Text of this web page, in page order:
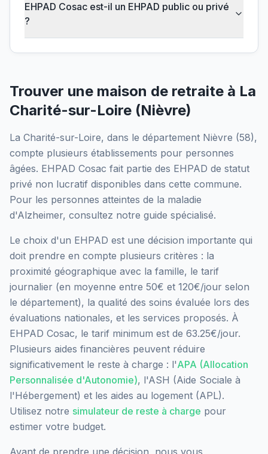
EHPAD Cosac est-il un EHPAD public ou privé
?
Trouver une maison de retraite à La
Charité-sur-Loire (Nièvre)
La Charité-sur-Loire, dans le département Nièvre (58),
compte plusieurs établissements pour personnes
âgées. EHPAD Cosac fait partie des EHPAD de statut
privé non lucratif disponibles dans cette commune.
Pour les personnes atteintes de la maladie
d'Alzheimer, consultez notre guide spécialisé.
Le choix d'un EHPAD est une décision importante qui
doit prendre en compte plusieurs critères : la
proximité géographique avec la famille, le tarif
journalier (en moyenne entre 50€ et 120€/jour selon
le département), la qualité des soins évaluée lors des
évaluations nationales, et les services proposés. À
EHPAD Cosac, le tarif minimum est de 63.25€/jour.
Plusieurs aides financières peuvent réduire
significativement le reste à charge : l'APA (Allocation
Personnalisée d'Autonomie), l'ASH (Aide Sociale à
l'Hébergement) et les aides au logement (APL).
Utilisez notre simulateur de reste à charge pour
estimer votre budget.